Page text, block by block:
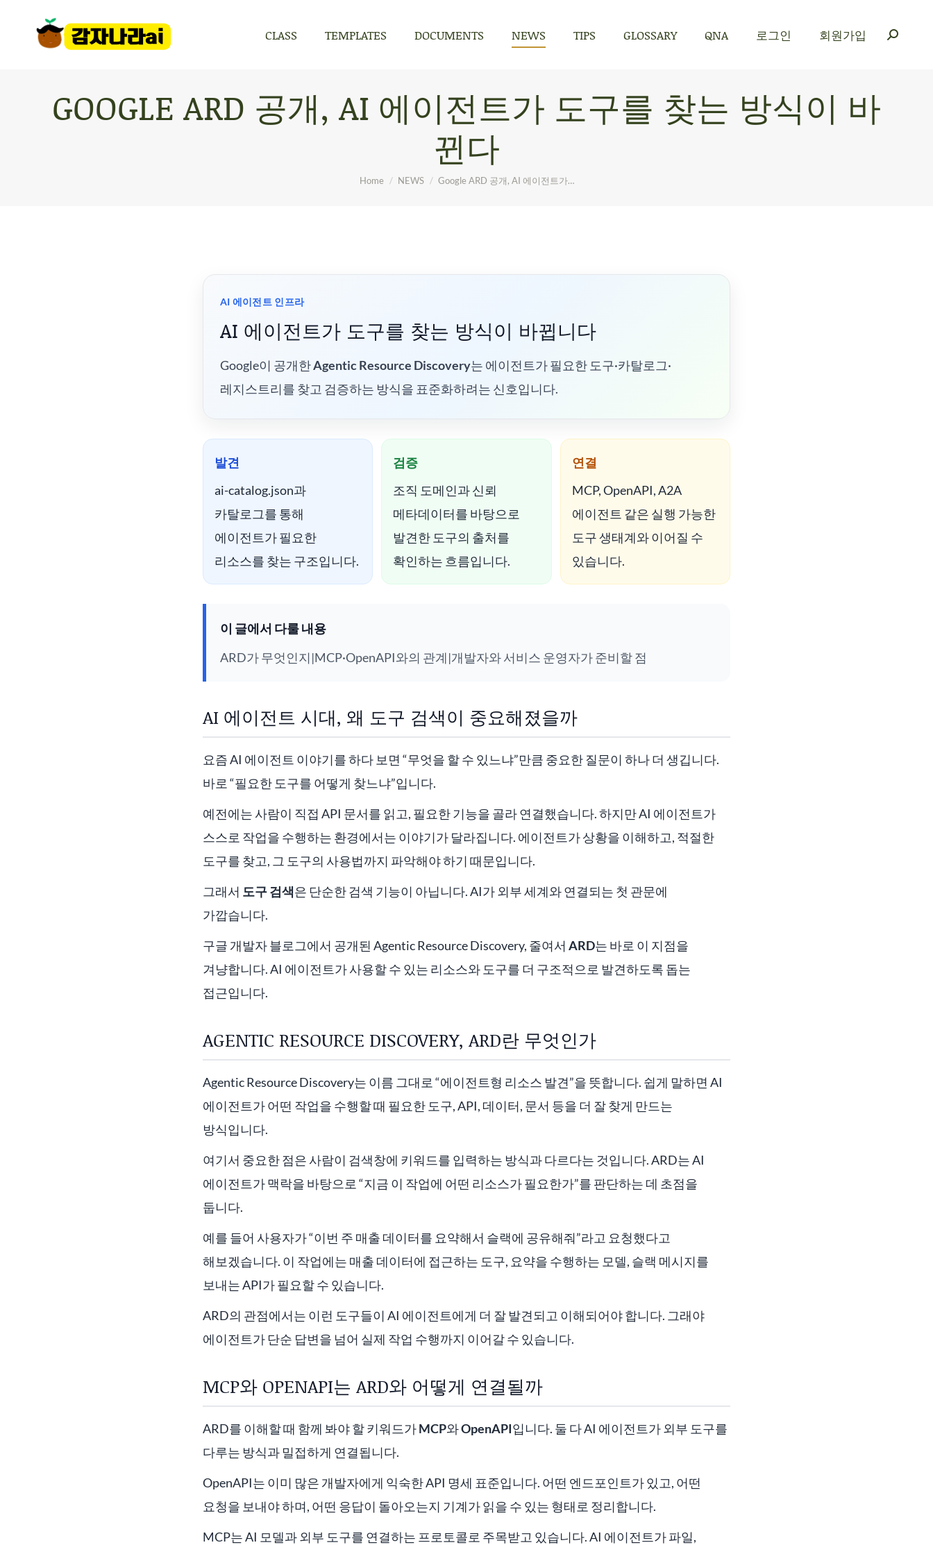
CLASS TEMPLATES DOCUMENTS NEWS TIPS GLOSSARY QNA 로그인 회원가입
GOOGLE ARD 공개, AI 에이전트가 도구를 찾는 방식이 바
뀐다
You are here:
Home NEWS Google ARD 공개, AI 에이전트가…
AI 에이전트 인프라
AI 에이전트가 도구를 찾는 방식이 바뀝니다
Google이 공개한Agentic Resource Discovery는 에이전트가 필요한 도구·카탈로그·
레지스트리를 찾고 검증하는 방식을 표준화하려는 신호입니다.
발견
ai-catalog.json과
카탈로그를 통해
에이전트가 필요한
리소스를 찾는 구조입니다.
검증
조직 도메인과 신뢰
메타데이터를 바탕으로
발견한 도구의 출처를
확인하는 흐름입니다.
연결
MCP, OpenAPI, A2A
에이전트 같은 실행 가능한
도구 생태계와 이어질 수
있습니다.
이 글에서 다룰 내용
ARD가 무엇인지|MCP·OpenAPI와의 관계|개발자와 서비스 운영자가 준비할 점
AI 에이전트 시대, 왜 도구 검색이 중요해졌을까
요즘 AI 에이전트 이야기를 하다 보면 “무엇을 할 수 있느냐”만큼 중요한 질문이 하나 더 생깁니다.
바로 “필요한 도구를 어떻게 찾느냐”입니다.
예전에는 사람이 직접 API 문서를 읽고, 필요한 기능을 골라 연결했습니다. 하지만 AI 에이전트가
스스로 작업을 수행하는 환경에서는 이야기가 달라집니다. 에이전트가 상황을 이해하고, 적절한
도구를 찾고, 그 도구의 사용법까지 파악해야 하기 때문입니다.
그래서 도구 검색은 단순한 검색 기능이 아닙니다. AI가 외부 세계와 연결되는 첫 관문에
가깝습니다.
구글 개발자 블로그에서 공개된 Agentic Resource Discovery, 줄여서 ARD는 바로 이 지점을
겨냥합니다. AI 에이전트가 사용할 수 있는 리소스와 도구를 더 구조적으로 발견하도록 돕는
접근입니다.
AGENTIC RESOURCE DISCOVERY, ARD란 무엇인가
Agentic Resource Discovery는 이름 그대로 “에이전트형 리소스 발견”을 뜻합니다. 쉽게 말하면 AI
에이전트가 어떤 작업을 수행할 때 필요한 도구, API, 데이터, 문서 등을 더 잘 찾게 만드는
방식입니다.
여기서 중요한 점은 사람이 검색창에 키워드를 입력하는 방식과 다르다는 것입니다. ARD는 AI
에이전트가 맥락을 바탕으로 “지금 이 작업에 어떤 리소스가 필요한가”를 판단하는 데 초점을
둡니다.
예를 들어 사용자가 “이번 주 매출 데이터를 요약해서 슬랙에 공유해줘”라고 요청했다고
해보겠습니다. 이 작업에는 매출 데이터에 접근하는 도구, 요약을 수행하는 모델, 슬랙 메시지를
보내는 API가 필요할 수 있습니다.
ARD의 관점에서는 이런 도구들이 AI 에이전트에게 더 잘 발견되고 이해되어야 합니다. 그래야
에이전트가 단순 답변을 넘어 실제 작업 수행까지 이어갈 수 있습니다.
MCP와 OPENAPI는 ARD와 어떻게 연결될까
ARD를 이해할 때 함께 봐야 할 키워드가MCP와OpenAPI입니다. 둘 다 AI 에이전트가 외부 도구를
다루는 방식과 밀접하게 연결됩니다.
OpenAPI는 이미 많은 개발자에게 익숙한 API 명세 표준입니다. 어떤 엔드포인트가 있고, 어떤
요청을 보내야 하며, 어떤 응답이 돌아오는지 기계가 읽을 수 있는 형태로 정리합니다.
MCP는 AI 모델과 외부 도구를 연결하는 프로토콜로 주목받고 있습니다. AI 에이전트가 파일,
로그인 회원가입